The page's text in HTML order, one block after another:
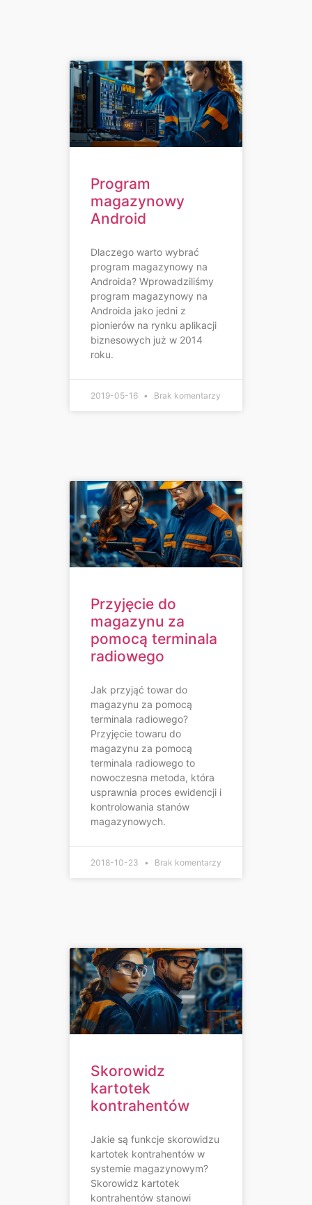
Program
magazynowy
Android
Dlaczego warto wybrać
program magazynowy na
Androida? Wprowadziliśmy
program magazynowy na
Androida jako jedni z
pionierów na rynku aplikacji
biznesowych już w 2014
roku.
2019-05-16 Brak komentarzy
Przyjęcie do
magazynu za
pomocą terminala
radiowego
Jak przyjąć towar do
magazynu za pomocą
terminala radiowego?
Przyjęcie towaru do
magazynu za pomocą
terminala radiowego to
nowoczesna metoda, która
usprawnia proces ewidencji i
kontrolowania stanów
magazynowych.
2018-10-23 Brak komentarzy
Skorowidz
kartotek
kontrahentów
Jakie są funkcje skorowidzu
kartotek kontrahentów w
systemie magazynowym?
Skorowidz kartotek
kontrahentów stanowi